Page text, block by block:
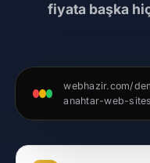
fiyata başka
webhazir.com/
anahtar-web-